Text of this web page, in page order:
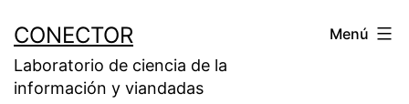
contenido
CONECTOR
Laboratorio de ciencia de la
información y viandadas
Menú